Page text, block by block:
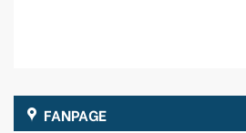
FANPAGE